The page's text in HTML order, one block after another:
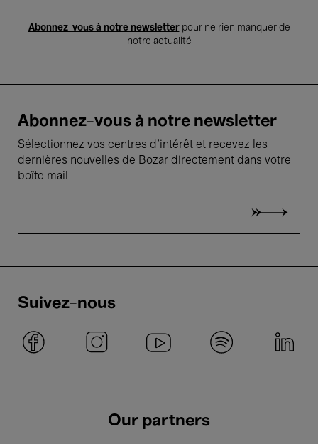
Abonnez-vous à notre newsletterpour ne rien manquer de
notre actualité
Abonnez-vous à notre newsletter
Sélectionnez vos centres d'intérêt et recevez les
dernières nouvelles de Bozar directement dans votre
boîte mail
Suivez-nous
Our partners